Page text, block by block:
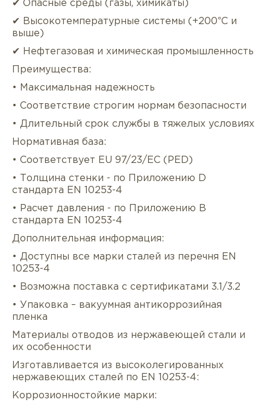
✔ Опасные среды (газы, химикаты)
✔ Высокотемпературные системы (+200°C и
выше)
✔ Нефтегазовая и химическая промышленность
Преимущества:
• Максимальная надежность
• Соответствие строгим нормам безопасности
• Длительный срок службы в тяжелых условиях
Нормативная база:
• Соответствует EU 97/23/EC (PED)
• Толщина стенки - по Приложению D
стандарта EN 10253-4
• Расчет давления - по Приложению B
стандарта EN 10253-4
Дополнительная информация:
• Доступны все марки сталей из перечня EN
10253-4
• Возможна поставка с сертификатами 3.1/3.2
• Упаковка – вакуумная антикоррозийная
пленка
Материалы отводов из нержавеющей стали и
их особенности
Изготавливается из высоколегированных
нержавеющих сталей по EN 10253-4:
Коррозионностойкие марки: